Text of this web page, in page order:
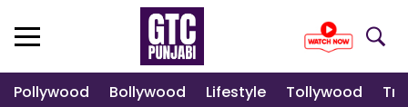
Pollywood Bollywood Lifestyle Tollywood